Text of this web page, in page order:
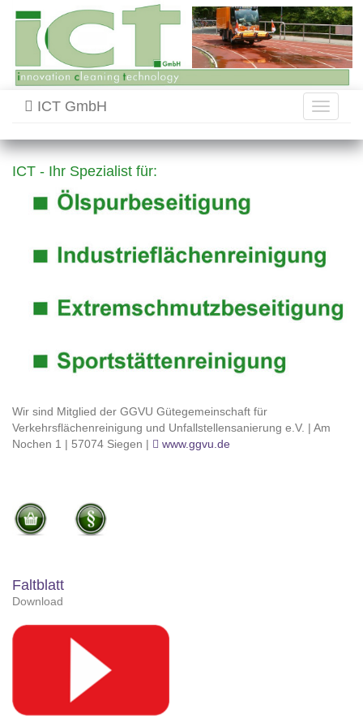
Toggle
ICT GmbH
ICT - Ihr Spezialist für:
Wir sind Mitglied der GGVU Gütegemeinschaft für
Verkehrsflächenreinigung und Unfallstellensanierung e.V. | Am
Nochen 1 | 57074 Siegen |
www.ggvu.de
Faltblatt
Download